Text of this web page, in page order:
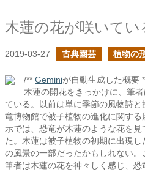
木蓮の花が咲いてい
2019-03-27 古典園芸 植物の
/** Geminiが自動生成した概要
木蓮の開花をきっかけに、筆
ている。以前は単に季節の風物詩
竜博物館で被子植物の進化に関す
示では、恐竜が木蓮のような花を
た。木蓮は被子植物の初期に出現
の風景の一部だったかもしれない。
筆者は木蓮の花を神々しく感じ、